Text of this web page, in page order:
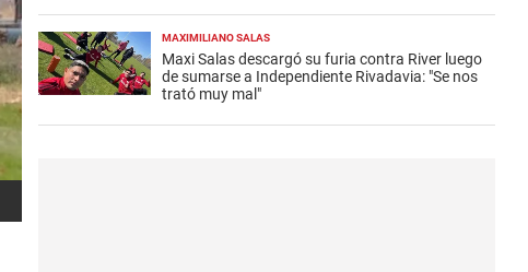
MAXIMILIANO SALAS
Maxi Salas descargó su furia contra River luego
de sumarse a Independiente Rivadavia: "Se nos
trató muy mal"